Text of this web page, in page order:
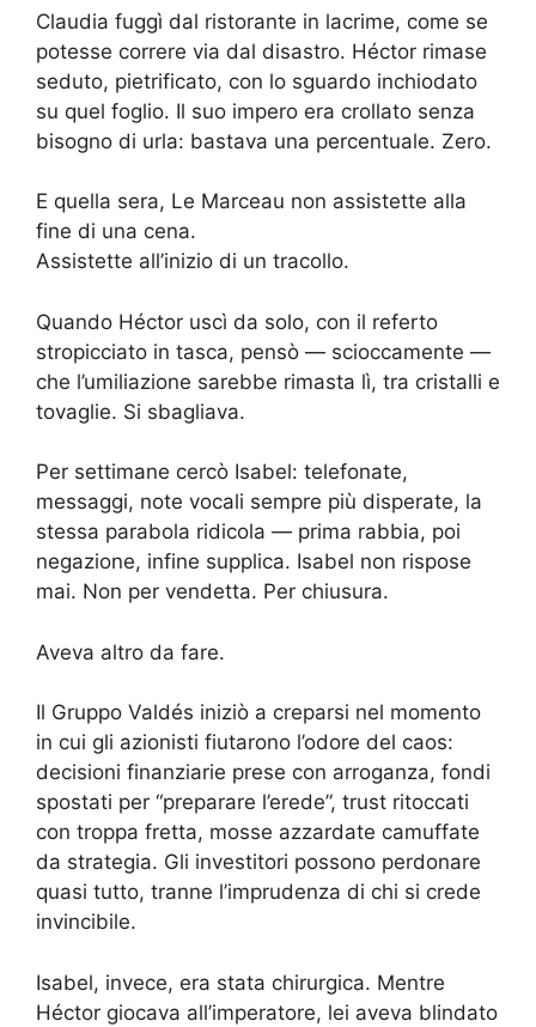
Claudia fuggì dal ristorante in lacrime, come se
potesse correre via dal disastro. Héctor rimase
seduto, pietrificato, con lo sguardo inchiodato
su quel foglio. Il suo impero era crollato senza
bisogno di urla: bastava una percentuale. Zero.
E quella sera, Le Marceau non assistette alla
fine di una cena.
Assistette all’inizio di un tracollo.
Quando Héctor uscì da solo, con il referto
stropicciato in tasca, pensò — scioccamente —
che l’umiliazione sarebbe rimasta lì, tra cristalli e
tovaglie. Si sbagliava.
Per settimane cercò Isabel: telefonate,
messaggi, note vocali sempre più disperate, la
stessa parabola ridicola — prima rabbia, poi
negazione, infine supplica. Isabel non rispose
mai. Non per vendetta. Per chiusura.
Aveva altro da fare.
Il Gruppo Valdés iniziò a creparsi nel momento
in cui gli azionisti fiutarono l’odore del caos:
decisioni finanziarie prese con arroganza, fondi
spostati per “preparare l’erede”, trust ritoccati
con troppa fretta, mosse azzardate camuffate
da strategia. Gli investitori possono perdonare
quasi tutto, tranne l’imprudenza di chi si crede
invincibile.
Isabel, invece, era stata chirurgica. Mentre
Héctor giocava all’imperatore, lei aveva blindato